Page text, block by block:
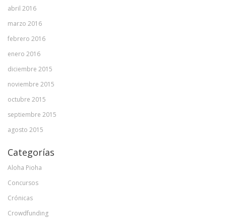
abril 2016
marzo 2016
febrero 2016
enero 2016
diciembre 2015
noviembre 2015
octubre 2015
septiembre 2015
agosto 2015
Categorías
Aloha Pioha
Concursos
Crónicas
Crowdfunding